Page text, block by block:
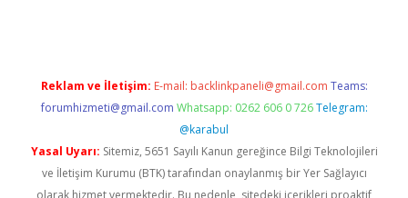
Reklam ve İletişim: E-mail: backlinkpaneli@gmail.com Teams:
forumhizmeti@gmail.com Whatsapp: 0262 606 0 726 Telegram:
@karabul
Yasal Uyarı: Sitemiz, 5651 Sayılı Kanun gereğince Bilgi Teknolojileri
ve İletişim Kurumu (BTK) tarafından onaylanmış bir Yer Sağlayıcı
olarak hizmet vermektedir. Bu nedenle, sitedeki içerikleri proaktif